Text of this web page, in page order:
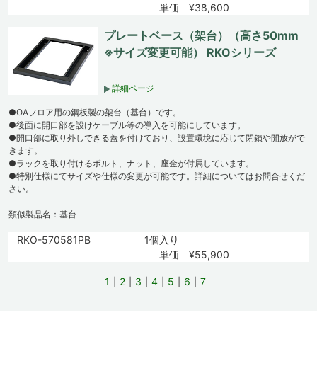
単価 ¥38,600
プレートベース（架台）（高さ50mm
※サイズ変更可能） RKOシリーズ
詳細ページ
●OAフロア用の鋼板製の架台（基台）です。
●後面に開口部を設けケーブル等の導入を可能にしています。
●開口部に取り外しできる蓋を付けており、設置環境に応じて閉鎖や開放がで
きます。
●ラックを取り付けるボルト、ナット、座金が付属しています。
●特別仕様にてサイズや仕様の変更が可能です。詳細についてはお問合せくだ
さい。
類似製品名：基台
RKO-570581PB
1個入り
単価 ¥55,900
1 2 3 4 5 6 7